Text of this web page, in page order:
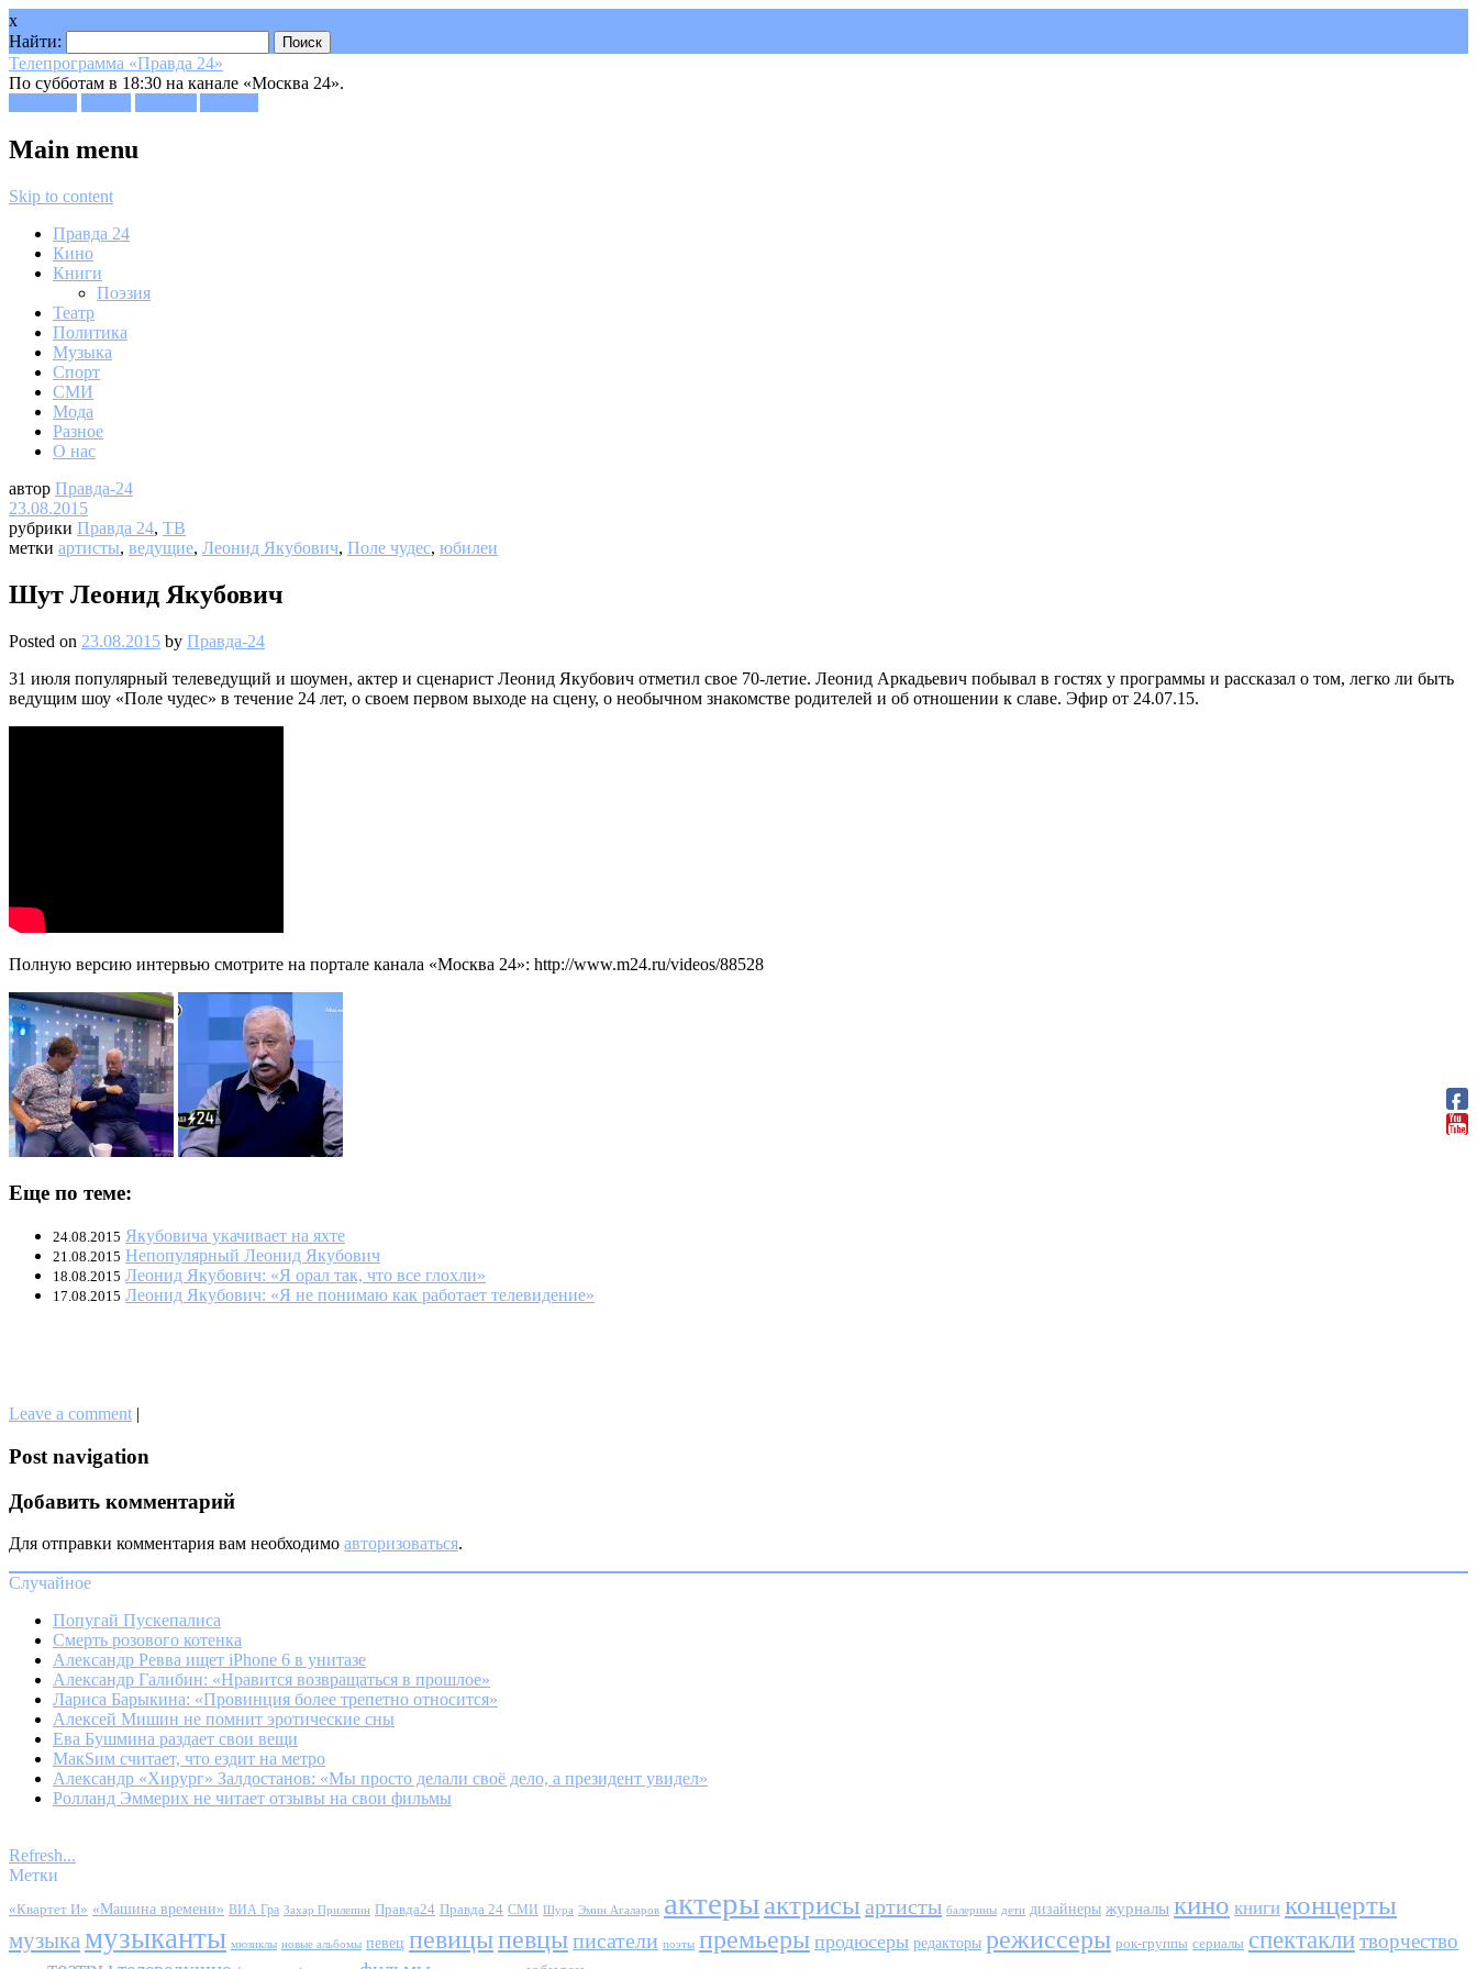
x
Найти:
Телепрограмма «Правда 24»
По субботам в 18:30 на канале «Москва 24».
Main menu
Skip to content
Правда 24
Кино
Книги
Поэзия
Театр
Политика
Музыка
Спорт
СМИ
Мода
Разное
О нас
автор Правда-24
23.08.2015
рубрики Правда 24, ТВ
метки артисты, ведущие, Леонид Якубович, Поле чудес, юбилеи
Шут Леонид Якубович
Posted on 23.08.2015 by Правда-24
31 июля популярный телеведущий и шоумен, актер и сценарист Леонид Якубович отметил свое 70-летие. Леонид Аркадьевич побывал в гостях у программы и рассказал о том, легко ли быть
ведущим шоу «Поле чудес» в течение 24 лет, о своем первом выходе на сцену, о необычном знакомстве родителей и об отношении к славе. Эфир от 24.07.15.
Полную версию интервью смотрите на портале канала «Москва 24»: http://www.m24.ru/videos/88528
Еще по теме:
24.08.2015 Якубовича укачивает на яхте
21.08.2015 Непопулярный Леонид Якубович
18.08.2015 Леонид Якубович: «Я орал так, что все глохли»
17.08.2015 Леонид Якубович: «Я не понимаю как работает телевидение»
Leave a comment |
Post navigation
Добавить комментарий
Для отправки комментария вам необходимо авторизоваться.
Случайное
Попугай Пускепалиса
Смерть розового котенка
Александр Ревва ищет iPhone 6 в унитазе
Александр Галибин: «Нравится возвращаться в прошлое»
Лариса Барыкина: «Провинция более трепетно относится»
Алексей Мишин не помнит эротические сны
Ева Бушмина раздает свои вещи
МакSим считает, что ездит на метро
Александр «Хирург» Залдостанов: «Мы просто делали своё дело, а президент увидел»
Ролланд Эммерих не читает отзывы на свои фильмы
Refresh...
Метки
«Квартет И» «Машина времени» ВИА Гра Захар Прилепин Правда24 Правда 24 СМИ Шура Эмин Агаларов актерыактрисы артисты балерины дети дизайнеры журналы кино книги концерты
музыкамузыканты мюзиклы новые альбомы певец певицыпевцыписатели поэты премьеры продюсеры редакторы режиссеры рок-группы сериалы спектаклитворчество